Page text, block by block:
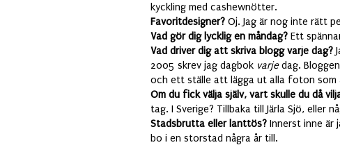
kyckling med cashewnötter.
Favoritdesigner? Oj. Jag är nog inte rätt
Vad gör dig lycklig en måndag? Ett
Vad driver dig att skriva blogg varje dag?
2005 skrev jag dagbok varjedag.
och ett ställe att lägga ut alla foton som
Om du fick välja själv, vart skulle du då
tag. I Sverige? Tillbaka till Järla Sjö, eller
Stadsbrutta eller lanttös? Innerst inne är
bo i en storstad några år till.